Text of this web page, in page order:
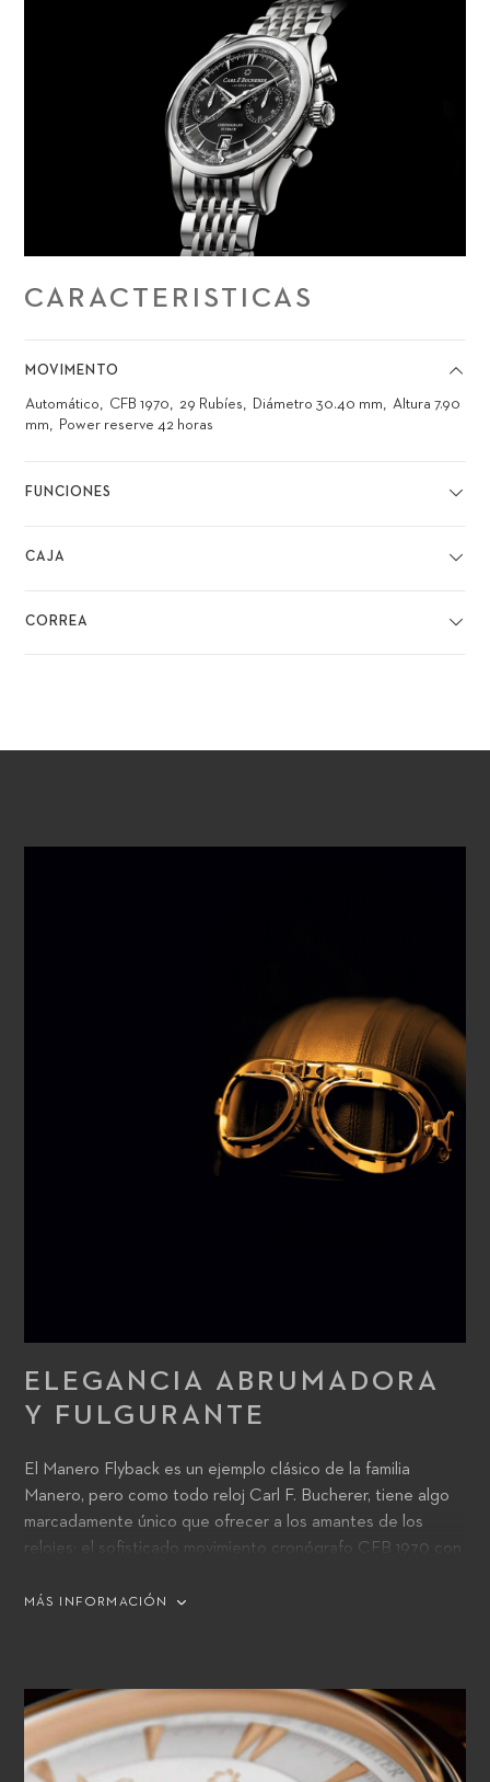
CARACTERISTICAS
MOVIMENTO
Automático CFB 1970 29 Rubíes Diámetro 30.40 mm
Altura 7.90
mm
Power reserve 42 horas
FUNCIONES
CAJA
CORREA
ELEGANCIA ABRUMADORA
Y FULGURANTE
El Manero Flyback es un ejemplo clásico de la familia
Manero, pero como todo reloj Carl F. Bucherer, tiene algo
marcadamente único que ofrecer a los amantes de los
relojes: el sofisticado movimiento cronógrafo CFB 1970 con
tiempos consecutivos con el intervalo más breve posible
manecillas se pongan en marcha de nuevo tan pronto como
se suelte el botón de vuelta a cero.
MÁS INFORMACIÓN